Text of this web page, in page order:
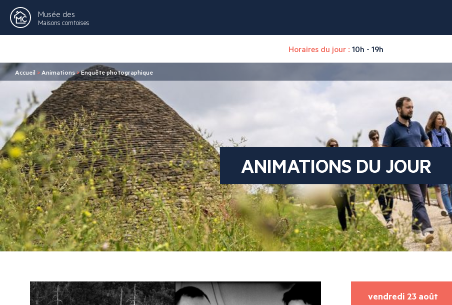
Musée des
Maisons comtoises
Horaires du jour : 10h - 19h
Accueil > Animations>Enquête photographique
ANIMATIONS DU JOUR
vendredi 23 août